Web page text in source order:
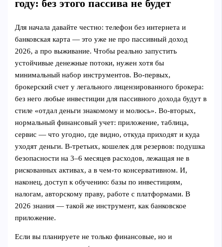
году: без этого пассива не будет
Для начала давайте честно: телефон без интернета и
банковская карта — это уже не про пассивный доход
2026, а про выживание. Чтобы реально запустить
устойчивые денежные потоки, нужен хотя бы
минимальный набор инструментов. Во‑первых,
брокерский счет у легального лицензированного брокера:
без него любые инвестиции для пассивного дохода будут в
стиле «отдал деньги знакомому и молюсь». Во‑вторых,
нормальный финансовый учет: приложение, таблица,
сервис — что угодно, где видно, откуда приходят и куда
уходят деньги. В‑третьих, кошелек для резервов: подушка
безопасности на 3–6 месяцев расходов, лежащая не в
рискованных активах, а в чем-то консервативном. И,
наконец, доступ к обучению: базы по инвестициям,
налогам, авторскому праву, работе с платформами. В
2026 знания — такой же инструмент, как банковское
приложение.
Если вы планируете не только финансовые, но и